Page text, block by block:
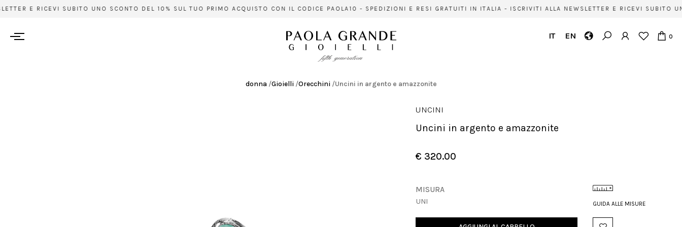
E RICEVI SUBITO UNO SCONTO DEL 10% SUL TUO PRIMO ACQUISTO CON IL CODICE PAOLA10 - SPEDIZIONI E RESI GRATUITI IN ITALIA - ISCRIVITI ALLA NEWSLETTER E RICEVI
IT EN 0
donna /Gioielli /Orecchini /Uncini in argento e amazzonite
UNCINI
Uncini in argento e amazzonite
€ 320.00
GUIDA ALLE MISURE
MISURA
UNI